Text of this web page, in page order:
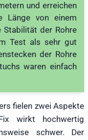
und erreichen
Länge von einem
Stabilität der Rohre
Test als sehr gut
der Rohre
waren einfach
fielen zwei Aspekte
wirkt hochwertig
schwer. Der